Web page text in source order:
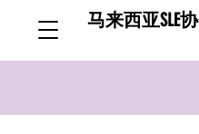
马来西亚SLE